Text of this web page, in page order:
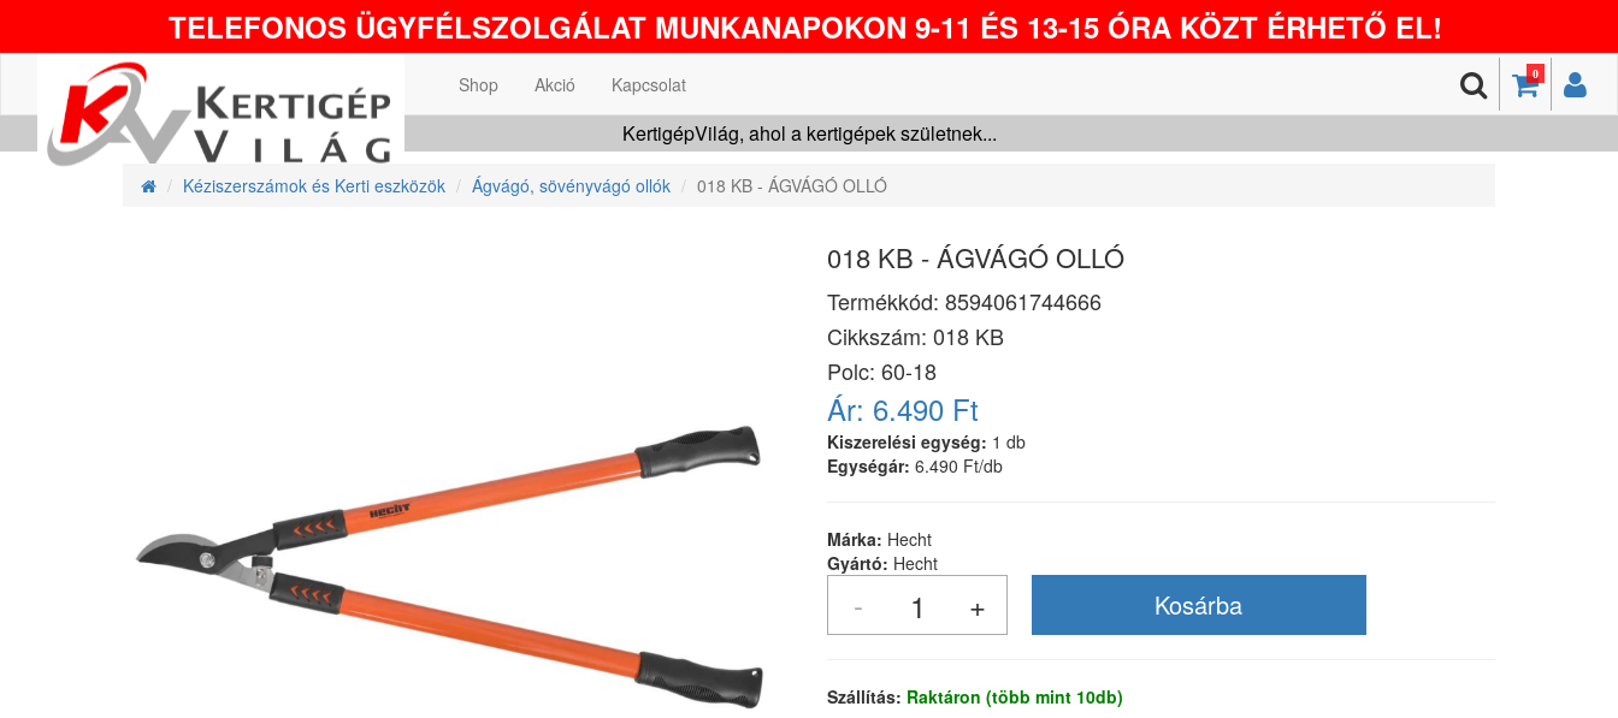
TELEFONOS ÜGYFÉLSZOLGÁLAT MUNKANAPOKON 9-11 ÉS 13-15 ÓRA KÖZT ÉRHETŐ EL!
0
Shop Akció Kapcsolat
KertigépVilág, ahol a kertigépek születnek...
Kéziszerszámok és Kerti eszközök Ágvágó, sövényvágó ollók 018 KB - ÁGVÁGÓ OLLÓ
018 KB - ÁGVÁGÓ OLLÓ
Termékkód: 8594061744666
Cikkszám: 018 KB
Polc: 60-18
Ár: 6.490 Ft
Kiszerelési egység: 1 db
Egységár: 6.490 Ft/db
Márka: Hecht
Gyártó: Hecht
Szállítás: Raktáron (több mint 10db)